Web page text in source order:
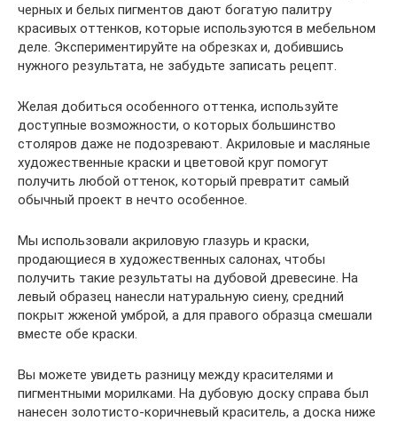
черных и белых пигментов дают богатую палитру
красивых оттенков, которые используются в мебельном
деле. Экспериментируйте на обрезках и, добившись
нужного результата, не забудьте записать рецепт.
Желая добиться особенного оттенка, используйте
доступные возможности, о которых большинство
столяров даже не подозревают. Акриловые и масляные
художественные краски и цветовой круг помогут
получить любой оттенок, который превратит самый
обычный проект в нечто особенное.
Мы использовали акриловую глазурь и краски,
продающиеся в художественных салонах, чтобы
получить такие результаты на дубовой древесине. На
левый образец нанесли натуральную сиену, средний
покрыт жженой умброй, а для правого образца смешали
вместе обе краски.
Вы можете увидеть разницу между красителями и
пигментными морилками. На дубовую доску справа был
нанесен золотисто-коричневый краситель, а доска ниже